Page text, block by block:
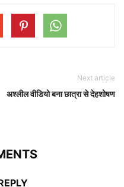
Next article
अश्लील वीडियो बना छात्रा से देहशोषण